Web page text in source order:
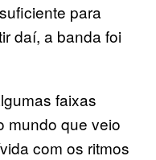
para
daí, a banda foi
faixas
mundo que veio
com os ritmos